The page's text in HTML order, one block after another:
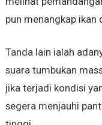
pun menangkap ikan
Tanda lain ialah
suara tumbukan
jika terjadi kondisi
segera menjauhi